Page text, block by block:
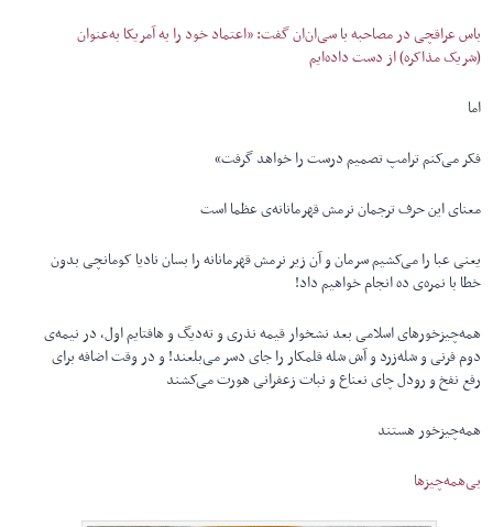
باس عراقچی در مصاحبه با سی‌ان‌ان گفت: «اعتماد خود را به آمریکا به‌عنوان
(شریک مذاکره) از دست داده‌ایم
اما
فکر می‌کنم ترامپ تصمیم درست را خواهد گرفت»
معنای این حرف ترجمان نرمش قهرمانانه‌ی عظما است
یعنی عبا را می‌کشیم سرمان و آن زیر نرمش قهرمانانه را بسان نادیا کومانچی بدون
خطا با نمره‌ی ده انجام خواهیم داد!
همه‌چیزخورهای اسلامی بعد نشخوار قیمه نذری و ته‌دیگ و هافتایم اول، در نیمه‌ی
دوم فرنی و شله‌زرد و آش شله قلمکار را جای دسر می‌بلعند! و در وقت اضافه برای
رفع نفخ و رودل چای نعناع و نبات زعفرانی هورت می‌کشند
همه‌چیز‌خور هستند
بی‌همه‌چیزها